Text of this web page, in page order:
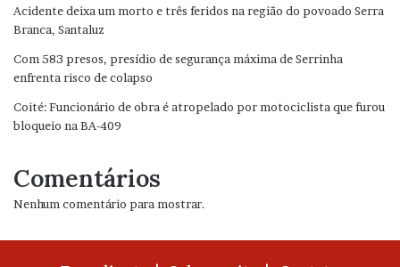
Acidente deixa um morto e três feridos na região do povoado Serra
Branca, Santaluz
Com 583 presos, presídio de segurança máxima de Serrinha
enfrenta risco de colapso
Coité: Funcionário de obra é atropelado por motociclista que furou
bloqueio na BA-409
Comentários
Nenhum comentário para mostrar.